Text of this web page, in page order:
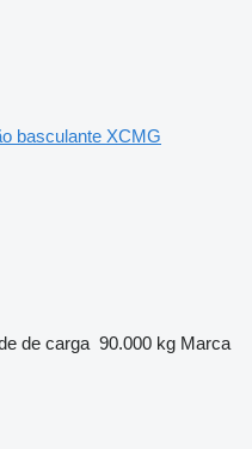
basculante XCMG
de carga 90.000 kg Marca